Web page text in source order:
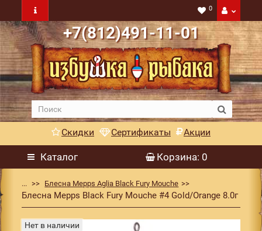
0
+7(812)491-11-01
Скидки Сертификаты Акции
Каталог Корзина: 0
... Блесна Mepps Aglia Black Fury Mouche
Блесна Mepps Black Fury Mouche #4 Gold/Orange 8.0г
Нет в наличии